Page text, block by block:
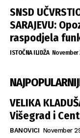
SNSD
SARAJEVU:
raspodjela
ISTOČNA ILIDŽA November
VELIKA
Višegrad i
BANOVICI November